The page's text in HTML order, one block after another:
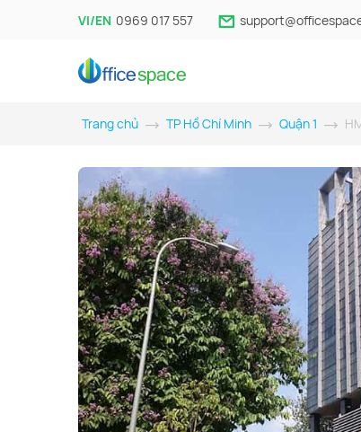
VI/EN 0969 017 557
Trang chủ TP Hồ Chí Minh Quận 1